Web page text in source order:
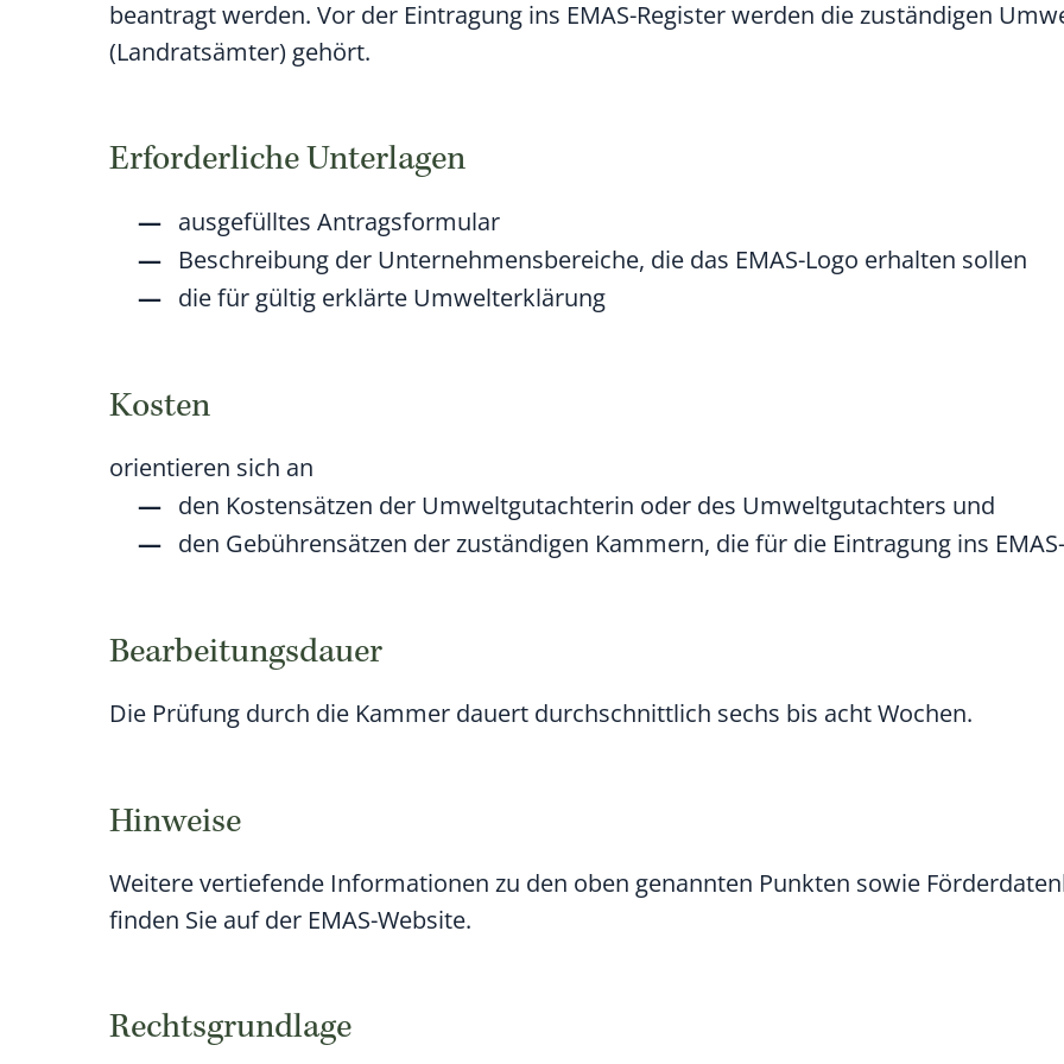
beantragt werden. Vor der Eintragung ins EMAS-Register werden die zuständigen
(Landratsämter) gehört.
Erforderliche Unterlagen
ausgefülltes Antragsformular
Beschreibung der Unternehmensbereiche, die das EMAS-Logo erhalten sollen
die für gültig erklärte Umwelterklärung
Kosten
orientieren sich an
den Kostensätzen der Umweltgutachterin oder des Umweltgutachters und
den Gebührensätzen der zuständigen Kammern, die für die Eintragung ins
Bearbeitungsdauer
Die Prüfung durch die Kammer dauert durchschnittlich sechs bis acht Wochen.
Hinweise
Weitere vertiefende Informationen zu den oben genannten Punkten sowie
finden Sie auf der EMAS-Website.
Rechtsgrundlage